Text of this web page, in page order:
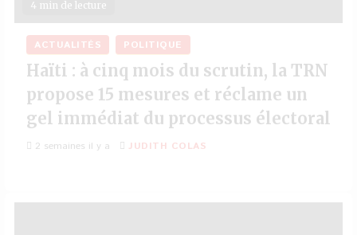
4 min de lecture
ACTUALITÉS POLITIQUE
Haïti : à cinq mois du scrutin, la TRN
propose 15 mesures et réclame un
gel immédiat du processus électoral
2 semaines il y a JUDITH COLAS